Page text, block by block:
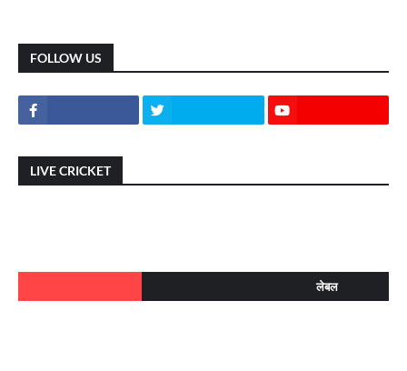
FOLLOW US
LIVE CRICKET
लेबल